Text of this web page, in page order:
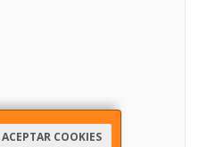
ACEPTAR COOKIES